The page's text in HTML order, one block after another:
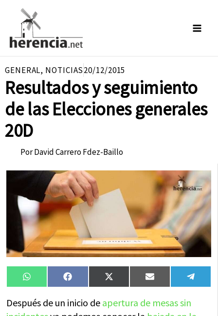
contenido
GENERAL, NOTICIAS20/12/2015
Resultados y seguimiento
de las Elecciones generales
20D
PorDavid Carrero Fdez-Baillo
Compartir
en
WhatsAppCompartir
en
FacebookCompartir
en
X
(Twitter)
Compartir
en
Email
en
Después de un inicio de apertura de mesas sin